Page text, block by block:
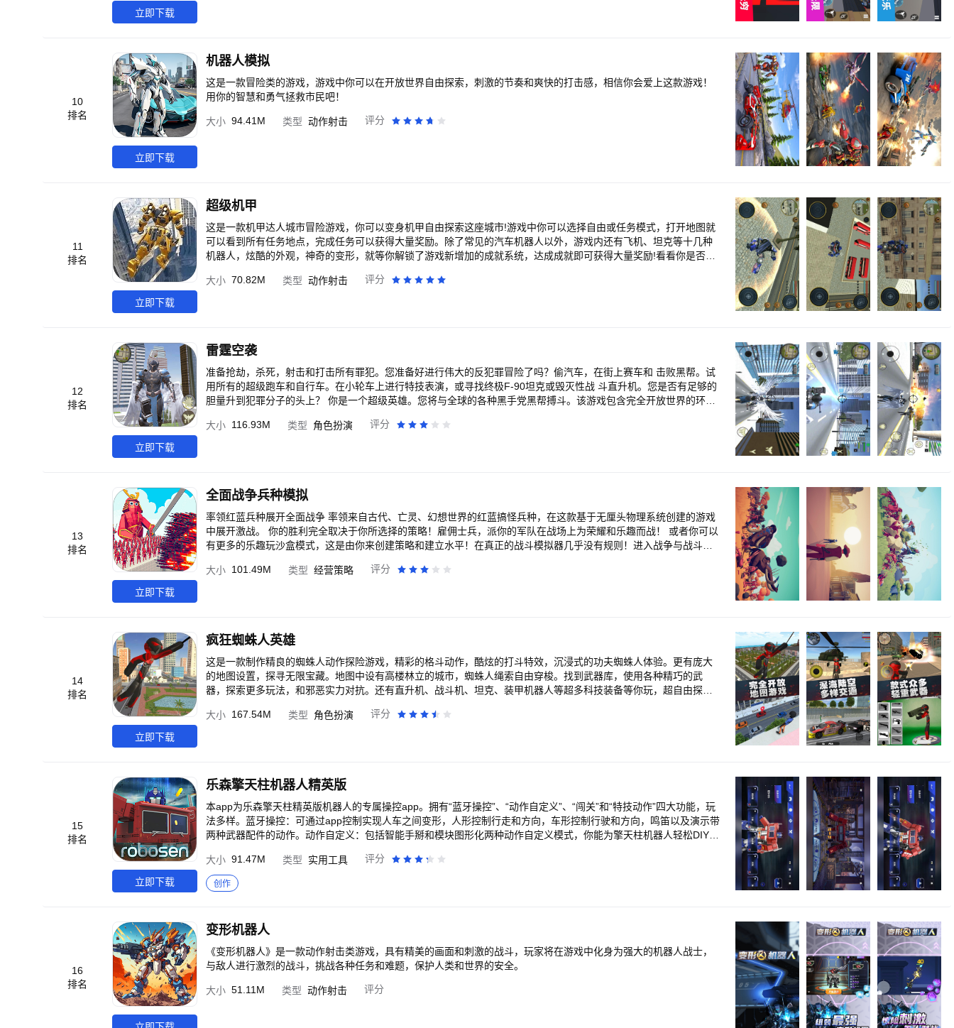
立即下载
10
排名
立即下载
机器人模拟
这是一款冒险类的游戏，游戏中你可以在开放世界自由探索，刺激的节奏和爽快的打击感，相信你会爱上这款游戏！
用你的智慧和勇气拯救市民吧！
大小 94.41M 类型 动作射击 评分
11
排名
立即下载
超级机甲
这是一款机甲达人城市冒险游戏，你可以变身机甲自由探索这座城市!游戏中你可以选择自由或任务模式，打开地图就
可以看到所有任务地点，完成任务可以获得大量奖励。除了常见的汽车机器人以外，游戏内还有飞机、坦克等十几种
机器人，炫酷的外观，神奇的变形，就等你解锁了游戏新增加的成就系统，达成成就即可获得大量奖励!看看你是否会
大小 70.82M 类型 动作射击 评分
12
排名
立即下载
雷霆空袭
准备抢劫，杀死，射击和打击所有罪犯。您准备好进行伟大的反犯罪冒险了吗？偷汽车，在街上赛车和 击败黑帮。试
用所有的超级跑车和自行车。在小轮车上进行特技表演，或寻找终极F-90坦克或毁灭性战 斗直升机。您是否有足够的
胆量升到犯罪分子的头上？ 你是一个超级英雄。您将与全球的各种黑手党黑帮搏斗。该游戏包含完全开放世界的环
市， 走上山路，窃取和驾驶超级跑车，射击枪支等等。 您可以将绳索拍到建筑物上，然后越过建筑物到达顶部。您拥
到这座城市。以毁灭性的先进军车火力统治城市，或升级您的英雄以踢几下敌人就击倒敌人！让它成为 一个美丽的城
市，不要变成流血抢劫的犯罪城市。
大小 116.93M 类型 角色扮演 评分
13
排名
立即下载
全面战争兵种模拟
率领红蓝兵种展开全面战争 率领来自古代、亡灵、幻想世界的红蓝搞怪兵种，在这款基于无厘头物理系统创建的游戏
中展开激战。 你的胜利完全取决于你所选择的策略！雇佣士兵，派你的军队在战场上为荣耀和乐趣而战！ 或者你可以
有更多的乐趣玩沙盒模式，这是由你来创建策略和建立水平！在真正的战斗模拟器几乎没有规则！进入战争与战斗的
搞笑和有趣的布娃娃物理，肯定会让你笑！ 而且我们有一些类型的部队喜欢武侠，士兵用枪，魔术师和巨型机器人士
大小 101.49M 类型 经营策略 评分
14
排名
立即下载
疯狂蜘蛛人英雄
这是一款制作精良的蜘蛛人动作探险游戏，精彩的格斗动作，酷炫的打斗特效，沉浸式的功夫蜘蛛人体验。更有庞大
的地图设置，探寻无限宝藏。地图中设有高楼林立的城市，蜘蛛人绳索自由穿梭。找到武器库，使用各种精巧的武
器，探索更多玩法，和邪恶实力对抗。还有直升机、战斗机、坦克、装甲机器人等超多科技装备等你玩，超自由探
雄们，归来吧，一起战斗！！
大小 167.54M 类型 角色扮演 评分
15
排名
立即下载
乐森擎天柱机器人精英版
本app为乐森擎天柱精英版机器⼈的专属操控app。拥有“蓝⽛操控”、“动作⾃定义”、“闯关”和“特技动作”四⼤功能，玩
法多样。蓝⽛操控：可通过app控制实现⼈⻋之间变形，⼈形控制⾏⾛和⽅向，⻋形控制⾏驶和⽅向，鸣笛以及演⽰带
两种武器配件的动作。动作⾃定义：包括智能⼿掰和模块图形化两种动作⾃定义模式，你能为擎天柱机器⼈轻松DIY拟
伦原声⾳频。特技动作：“能量晶体”、“忠诚”、“捶地”等⼀系列炫酷动作，让擎天柱⽓场全开，童年英雄活现眼前。
大小 91.47M 类型 实用工具 评分
创作
16
排名
变形机器人
《变形机器人》是一款动作射击类游戏，具有精美的画面和刺激的战斗，玩家将在游戏中化身为强大的机器人战士，
与敌人进行激烈的战斗，挑战各种任务和难题，保护人类和世界的安全。
大小 51.11M 类型 动作射击 评分